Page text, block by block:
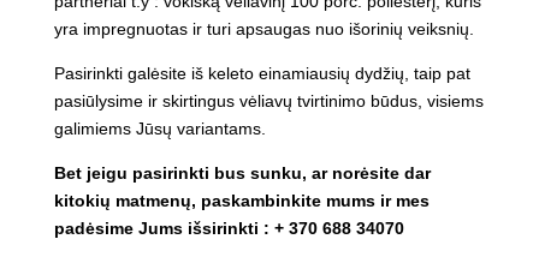
yra impregnuotas ir turi apsaugas nuo išorinių veiksnių.
Pasirinkti galėsite iš keleto einamiausių dydžių, taip pat
pasiūlysime ir skirtingus vėliavų tvirtinimo būdus, visiems
galimiems Jūsų variantams.
Bet jeigu pasirinkti bus sunku, ar norėsite dar
kitokių matmenų, paskambinkite mums ir mes
padėsime Jums išsirinkti : + 370 688 34070